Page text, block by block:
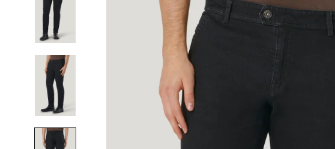
Aggiungi a Lista Desideri